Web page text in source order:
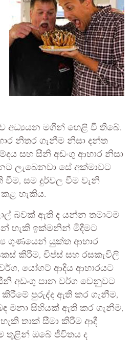
අධ්‍යයන මගින් හෙළි වී තිබේ.
නිතර ගැනීම නිසා දන්ත
සහ සීනි අඩංගු ආහාර නිසා
ලැබෙනවා සේ අක්මාවට
වීම, සම දුර්වල වීම වැනි
හැකිය.
බවක් ඇති ද යන්න තමාටම
හැකි ඉක්මනින් මිදීමට
ගුණයෙන් යුක්ත ආහාර
කිරීම, චිප්ස් සහ රසකැවිලි
යෝගට් ආදිය ආහාරයට
අඩංගු පාන වර්ග වෙනුවට
පුරුද්ද ඇති කර ගැනීම,
මනා සිහියක් ඇති කර ගැනීම,
තාක් සීමා කිරීම ආදී
තුළින් ඔබේ ජීවිතය ද